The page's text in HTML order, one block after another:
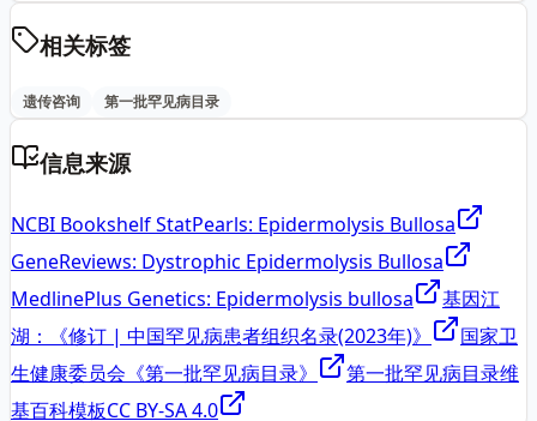
相关标签
遗传咨询 第一批罕见病目录
信息来源
NCBI Bookshelf StatPearls: Epidermolysis Bullosa
GeneReviews: Dystrophic Epidermolysis Bullosa
MedlinePlus Genetics: Epidermolysis bullosa
基因江
湖：《修订 | 中国罕见病患者组织名录(2023年)》
国家卫
生健康委员会《第一批罕见病目录》
第一批罕见病目录维
基百科模板CC BY-SA 4.0